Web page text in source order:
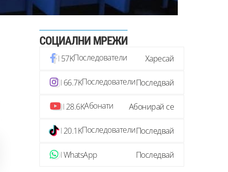
СОЦИАЛНИ МРЕЖИ
57KПоследователи Харесай
66.7KПоследователиПоследвай
28.6KАбонати Абонирай се
20.1KПоследователиПоследвай
WhatsApp Последвай